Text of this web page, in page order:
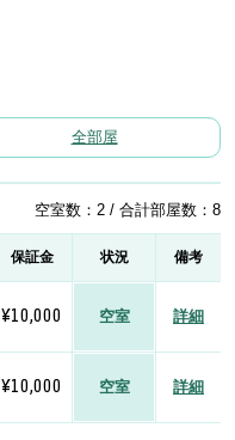
全部屋
空室数：2 / 合計部屋数：8
保証金 状況 備考
¥10,000 空室 詳細
¥10,000 空室 詳細